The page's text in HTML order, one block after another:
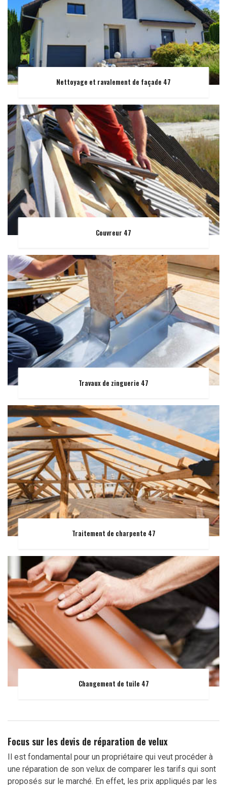
Nettoyage et ravalement de façade 47
Couvreur 47
Travaux de zinguerie 47
Traitement de charpente 47
Changement de tuile 47
Focus sur les devis de réparation de velux
Il est fondamental pour un propriétaire qui veut procéder à
une réparation de son velux de comparer les tarifs qui sont
proposés sur le marché. En effet, les prix appliqués par les